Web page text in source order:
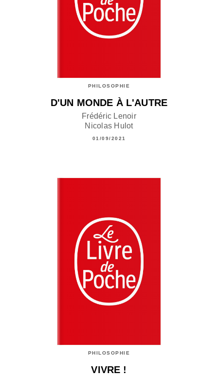
PHILOSOPHIE
D'UN MONDE À L'AUTRE
Frédéric Lenoir
Nicolas Hulot
01/09/2021
PHILOSOPHIE
VIVRE !